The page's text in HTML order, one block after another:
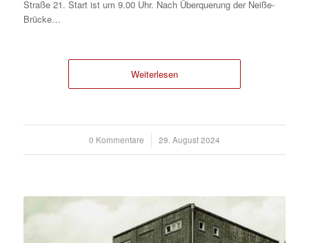
Straße 21. Start ist um 9.00 Uhr. Nach Überquerung der Neiße-
Brücke…
Weiterlesen
0 Kommentare
/ 29. August 2024